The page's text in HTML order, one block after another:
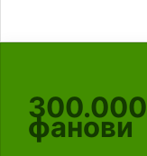
300.000
фанови